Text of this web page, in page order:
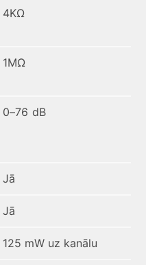
4KΩ
1MΩ
0–76 dB
Jā
Jā
125 mW uz kanālu